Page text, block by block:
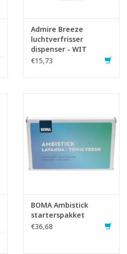
Admire Breeze
luchtverfrisser
dispenser - WIT
€15,73
BOMA Ambistick
starterspakket
€36,68